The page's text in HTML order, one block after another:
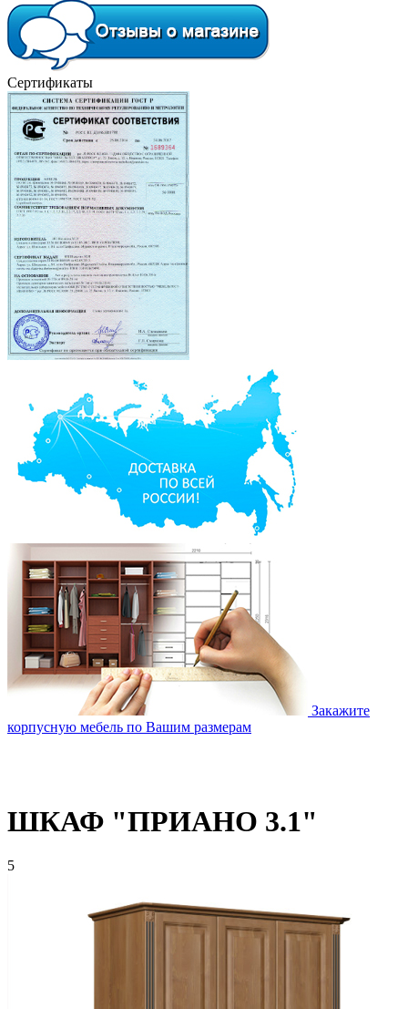
Сертификаты
Закажите
корпусную мебель по Вашим размерам
ШКАФ "ПРИАНО 3.1"
5